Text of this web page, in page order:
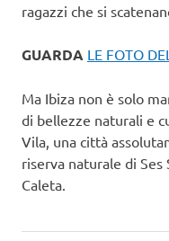
ragazzi che si
GUARDA LE FOTO
Ma Ibiza non è solo
di bellezze naturali e
Vila, una città
riserva naturale di
Caleta.